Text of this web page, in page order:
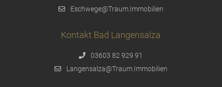
Eschwege@Traum.Immobilien
Kontakt Bad Langensalza
03603 82 929 91
Langensalza@Traum.Immobilien